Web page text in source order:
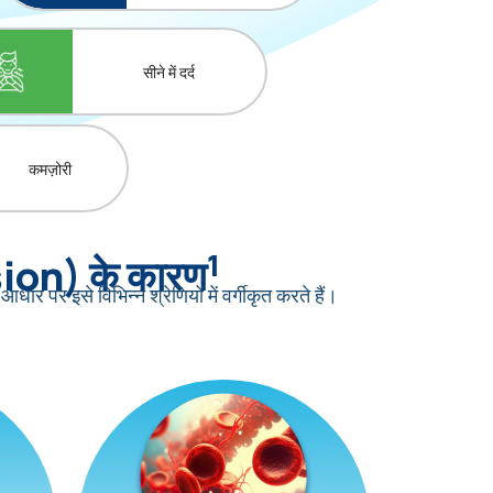
कमज़ोरी
सीने में दर्द
के कारण1
पर इसे विभिन्न श्रेणियों में वर्गीकृत करते हैं।